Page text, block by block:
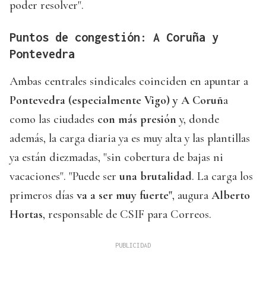
poder resolver".
Puntos de congestión: A Coruña y
Pontevedra
Ambas centrales sindicales coinciden en apuntar a
Pontevedra (especialmente Vigo) y A Coruña
como las ciudades con más presión y, donde
además, la carga diaria ya es muy alta y las plantillas
ya están diezmadas, "sin cobertura de bajas ni
vacaciones". "Puede ser una brutalidad. La carga los
primeros días va a ser muy fuerte", augura Alberto
Hortas, responsable de CSIF para Correos.